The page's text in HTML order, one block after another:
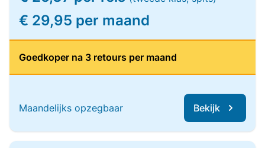
€ 29,95 per maand
Goedkoper na 3 retours per maand
Maandelijks opzegbaar Bekijk